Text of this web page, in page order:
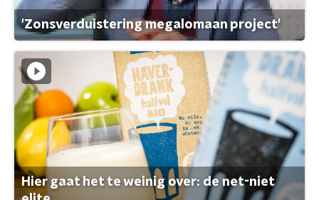
'Zonsverduistering megalomaan project'
Hier gaat het te weinig over: de net-niet